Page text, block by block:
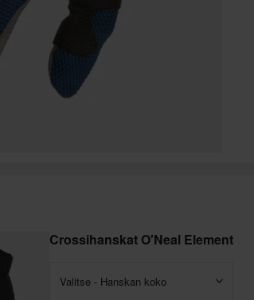
Crossihanskat O'Neal Element
Valitse - Hanskan koko